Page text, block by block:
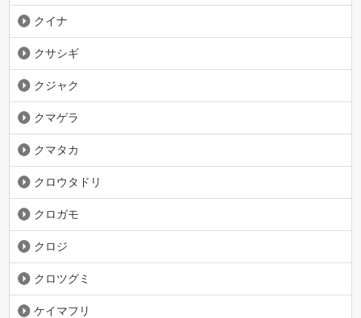
クイナ
クサシギ
クジャク
クマゲラ
クマタカ
クロウタドリ
クロガモ
クロジ
クロツグミ
ケイマフリ